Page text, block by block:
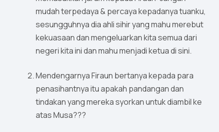
mudah terpedaya & percaya kepadanya tuanku,
sesungguhnya dia ahli sihir yang mahu merebut
kekuasaan dan mengeluarkan kita semua dari
negeri kita ini dan mahu menjadi ketua di sini.
Mendengarnya Firaun bertanya kepada para
penasihantnya itu apakah pandangan dan
tindakan yang mereka syorkan untuk diambil ke
atas Musa???